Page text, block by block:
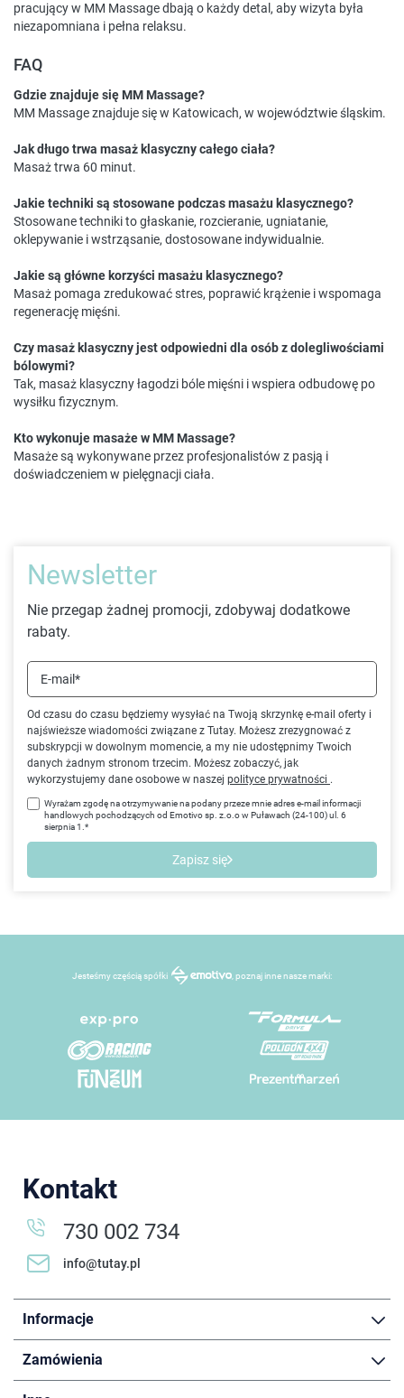
pracujący w MM Massage dbają o każdy detal, aby wizyta była
niezapomniana i pełna relaksu.
FAQ
Gdzie znajduje się MM Massage?
MM Massage znajduje się w Katowicach, w województwie śląskim.
Jak długo trwa masaż klasyczny całego ciała?
Masaż trwa 60 minut.
Jakie techniki są stosowane podczas masażu klasycznego?
Stosowane techniki to głaskanie, rozcieranie, ugniatanie,
oklepywanie i wstrząsanie, dostosowane indywidualnie.
Jakie są główne korzyści masażu klasycznego?
Masaż pomaga zredukować stres, poprawić krążenie i wspomaga
regenerację mięśni.
Czy masaż klasyczny jest odpowiedni dla osób z dolegliwościami
bólowymi?
Tak, masaż klasyczny łagodzi bóle mięśni i wspiera odbudowę po
wysiłku fizycznym.
Kto wykonuje masaże w MM Massage?
Masaże są wykonywane przez profesjonalistów z pasją i
doświadczeniem w pielęgnacji ciała.
Newsletter
Nie przegap żadnej promocji, zdobywaj dodatkowe
rabaty.
Od czasu do czasu będziemy wysyłać na Twoją skrzynkę e-mail oferty i
najświeższe wiadomości związane z Tutay. Możesz zrezygnować z
subskrypcji w dowolnym momencie, a my nie udostępnimy Twoich
danych żadnym stronom trzecim. Możesz zobaczyć, jak
wykorzystujemy dane osobowe w naszej polityce prywatności .
E-mail*
Wyrażam zgodę na otrzymywanie na podany przeze mnie adres e-mail informacji
handlowych pochodzących od Emotivo sp. z.o.o w Puławach (24-100) ul. 6
sierpnia 1.*
Zapisz się
Jesteśmy częścią spółki , poznaj inne nasze marki:
Kontakt
730 002 734
info@tutay.pl
Informacje
Zamówienia